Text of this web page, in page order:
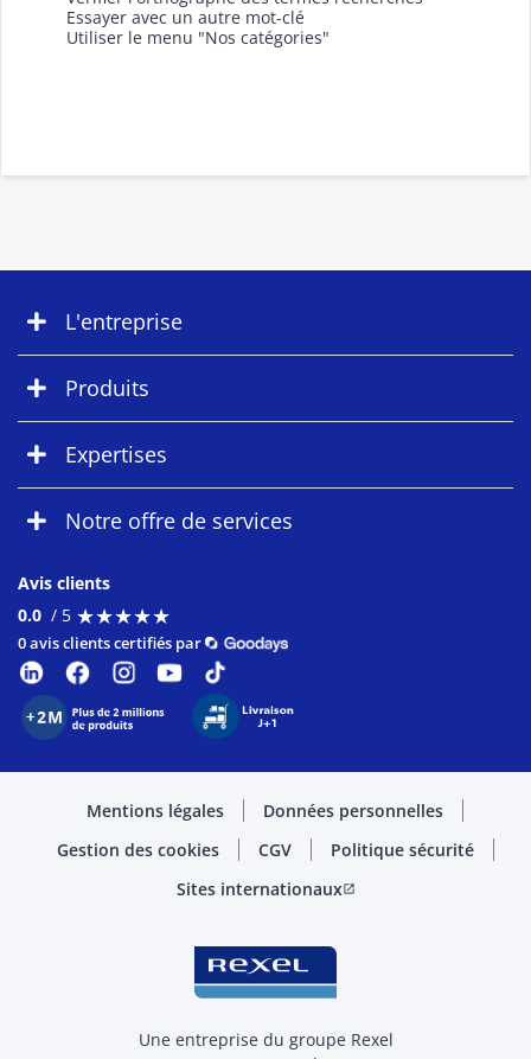
Essayer avec un autre mot-clé
Utiliser le menu "Nos catégories"
L'entreprise
Produits
Expertises
Notre offre de services
Avis clients
0.0 / 5 ★★★★★
★★★★★
0 avis clients certifiés par
Mentions légales
Données personnelles
Gestion des cookies
CGV
Politique sécurité
Sites internationauxopen_in_new
Une entreprise du groupe Rexel